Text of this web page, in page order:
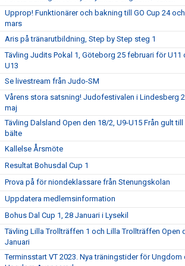
Upprop! Funktionärer och bakning till GO Cup 24
mars
Aris på tränarutbildning, Step by Step steg 1
Tävling Judits Pokal 1, Göteborg 25 februari för U11
U13
Se livestream från Judo-SM
Vårens stora satsning! Judofestivalen i Lindesberg
maj
Tävling Dalsland Open den 18/2, U9-U15 Från gult
bälte
Kallelse Årsmöte
Resultat Bohusdal Cup 1
Prova på för niondeklassare från Stenungskolan
Uppdatera medlemsinformation
Bohus Dal Cup 1, 28 Januari i Lysekil
Tävling Lilla Trollträffen 1 och Lilla Trollträffen Open
Januari
Terminsstart VT 2023. Nya träningstider för Ungdom